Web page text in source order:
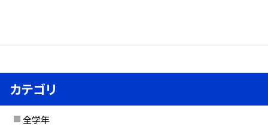
カテゴリ
全学年